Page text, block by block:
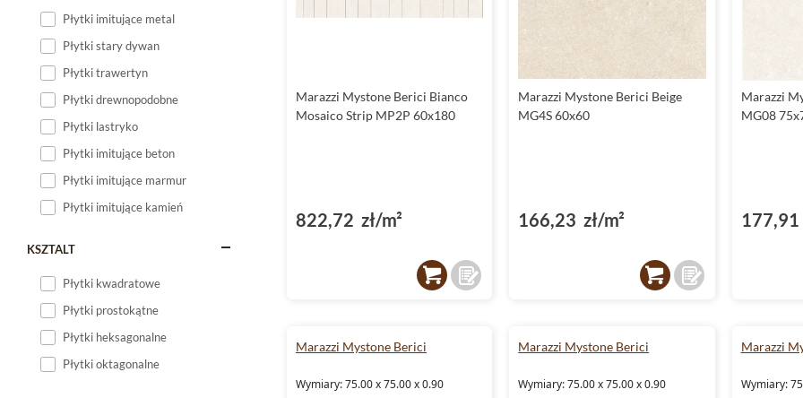
Płytki imitujące metal
Płytki stary dywan
Płytki trawertyn
Płytki drewnopodobne
Płytki lastryko
Płytki imitujące beton
Płytki imitujące marmur
Płytki imitujące kamień
KSZTALT
Płytki kwadratowe
Płytki prostokątne
Płytki heksagonalne
Płytki oktagonalne
Marazzi Mystone Berici Bianco
Mosaico Strip MP2P 60x180
822,72 zł/m²
Marazzi Mystone Berici Beige
MG4S 60x60
166,23 zł/m²
Marazzi
MG08
177,91
Marazzi Mystone Berici
Wymiary: 75.00 x 75.00 x 0.90
Marazzi Mystone Berici
Wymiary: 75.00 x 75.00 x 0.90
Marazzi
Wymiary: